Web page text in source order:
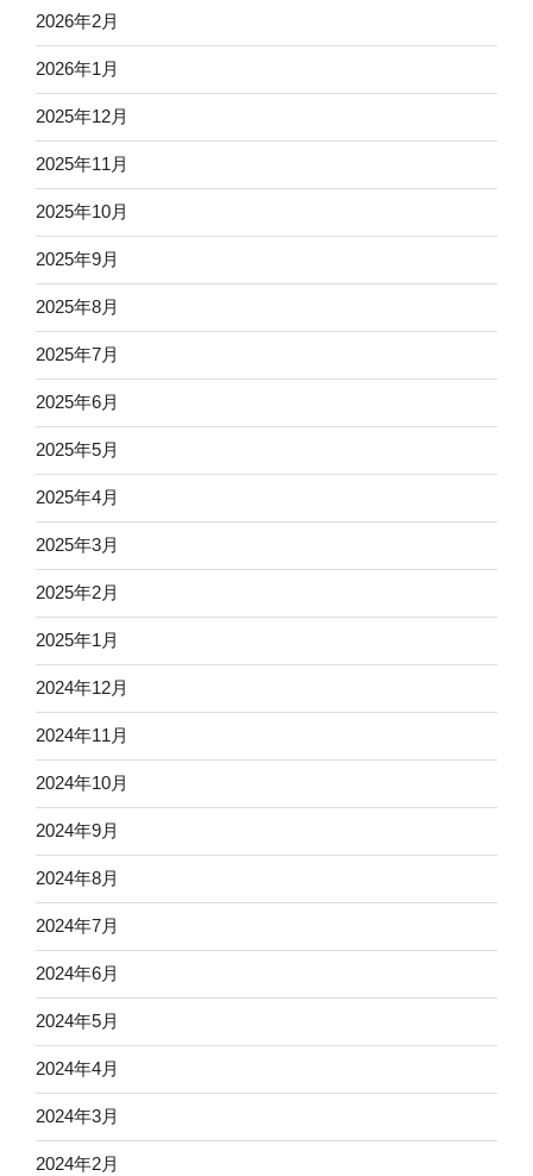
2026年2月
2026年1月
2025年12月
2025年11月
2025年10月
2025年9月
2025年8月
2025年7月
2025年6月
2025年5月
2025年4月
2025年3月
2025年2月
2025年1月
2024年12月
2024年11月
2024年10月
2024年9月
2024年8月
2024年7月
2024年6月
2024年5月
2024年4月
2024年3月
2024年2月